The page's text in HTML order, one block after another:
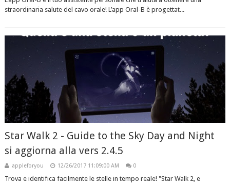
straordinaria salute del cavo orale! L’app Oral-B è progettat...
Star Walk 2 - Guide to the Sky Day and Night
si aggiorna alla vers 2.4.5
appleforyou 12/26/2017 11:09:00 AM 0
Trova e identifica facilmente le stelle in tempo reale! "Star Walk 2, e